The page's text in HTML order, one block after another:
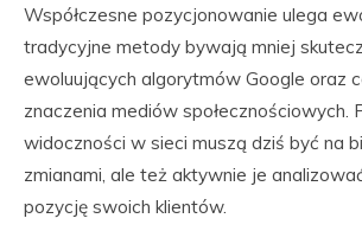
Współczesne pozycjonowanie ulega
tradycyjne metody bywają mniej
ewoluujących algorytmów Google oraz
znaczenia mediów społecznościowych.
widoczności w sieci muszą dziś być na
zmianami, ale też aktywnie je
pozycję swoich klientów.